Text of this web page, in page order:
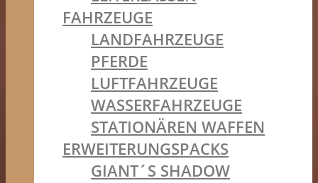
FAHRZEUGE
LANDFAHRZEUGE
PFERDE
LUFTFAHRZEUGE
WASSERFAHRZEUGE
STATIONÄREN WAFFEN
ERWEITERUNGSPACKS
GIANT´S SHADOW